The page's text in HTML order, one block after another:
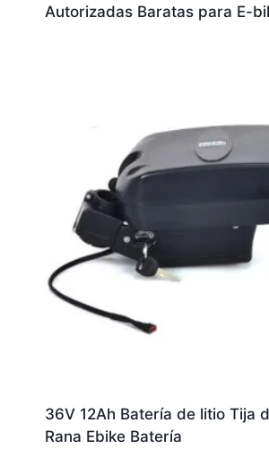
Autorizadas Baratas para E-
36V 12Ah Batería de litio Tija
Rana Ebike Batería